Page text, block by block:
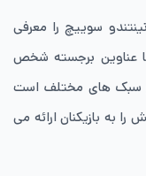
سوییچ را معرفی
تا عناوین برجسته شخص
و سبک های مختلف است
به بازیکنان ارائه می